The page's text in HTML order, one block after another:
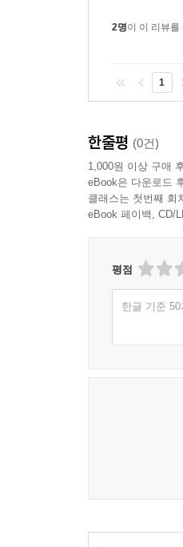
2명이 이 리뷰를
1
한줄평 (0건)
1,000원 이상 구매
eBook은 다운로드
클래스는 첫번째 회
eBook 페이백, CD/
평점
한글 기준